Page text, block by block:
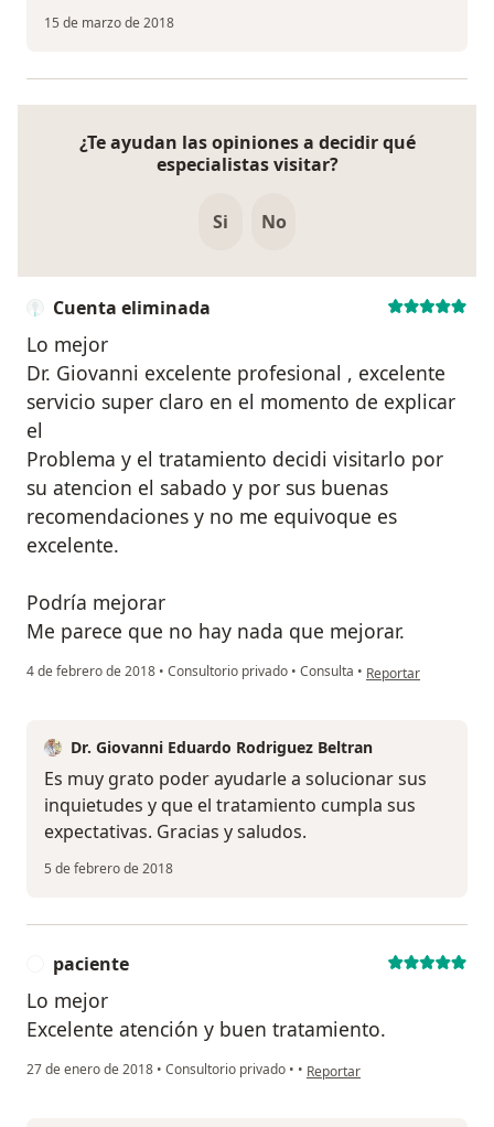
15 de marzo de 2018
¿Te ayudan las opiniones a decidir qué
especialistas visitar?
Si No
Cuenta eliminada
Lo mejor
Dr. Giovanni excelente profesional , excelente
servicio super claro en el momento de explicar
el
Problema y el tratamiento decidi visitarlo por
su atencion el sabado y por sus buenas
recomendaciones y no me equivoque es
excelente.
Podría mejorar
Me parece que no hay nada que mejorar.
4 de febrero de 2018 • Consultorio privado • Consulta • en opinión del
Reportar
Dr. Giovanni Eduardo Rodriguez Beltran
Es muy grato poder ayudarle a solucionar sus
inquietudes y que el tratamiento cumpla sus
expectativas. Gracias y saludos.
5 de febrero de 2018
paciente
Lo mejor
Excelente atención y buen tratamiento.
27 de enero de 2018 • Consultorio privado • • en opinión del usuario
Reportar